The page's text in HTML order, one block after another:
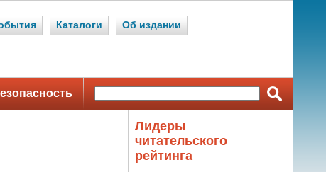
Каталоги Об издании
Лидеры
читательского
рейтинга